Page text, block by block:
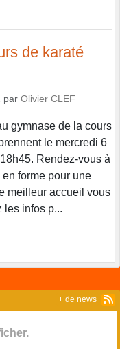
de karaté
par Olivier CLEF
gymnase de la cours
le mercredi 6
Rendez-vous à
forme pour une
meilleur accueil vous
les infos p...
+ de news